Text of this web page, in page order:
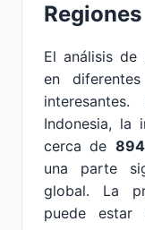
Regiones
El análisis de
en
Indonesia, la
cerca de
una parte
global. La
puede estar